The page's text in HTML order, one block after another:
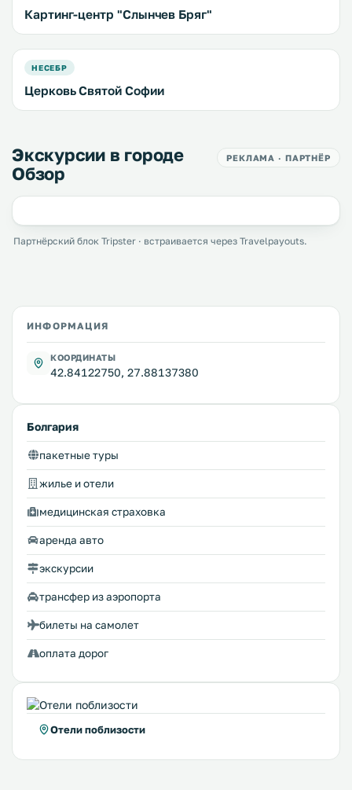
Картинг-центр "Слынчев Бряг"
НЕСЕБР
Церковь Святой Софии
Экскурсии в городе
Обзор
РЕКЛАМА · ПАРТНЁР
Партнёрский блок Tripster · встраивается через Travelpayouts.
ИНФОРМАЦИЯ
КООРДИНАТЫ
42.84122750, 27.88137380
Болгария
пакетные туры
жилье и отели
медицинская страховка
аренда авто
экскурсии
трансфер из аэропорта
билеты на самолет
оплата дорог
Отели поблизости